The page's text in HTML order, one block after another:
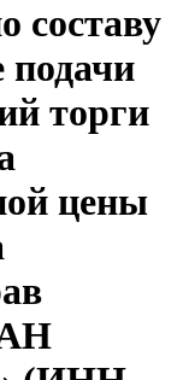
составу
подачи
торги
цены